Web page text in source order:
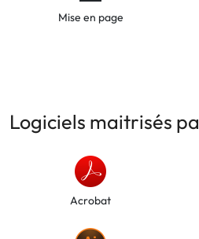
Mise en page
Logiciels maitrisés
Acrobat